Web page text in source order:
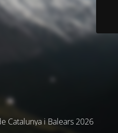
Catalunya i Balears 2026